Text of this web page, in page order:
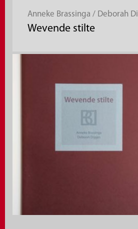
Anneke Brassinga / Deborah
Wevende stilte